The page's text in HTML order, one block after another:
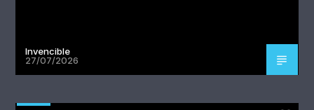
Invencible
27/07/2026